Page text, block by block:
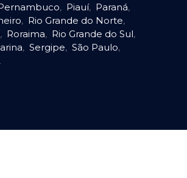
, Piauí, Paraná,
, Rio Grande do Norte,
, Roraima, Rio Grande do Sul,
, Sergipe, São Paulo,
.